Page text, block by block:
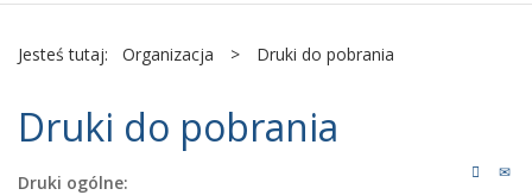
Jesteś tutaj: Organizacja > Druki do pobrania
Druki do pobrania
Druki ogólne: